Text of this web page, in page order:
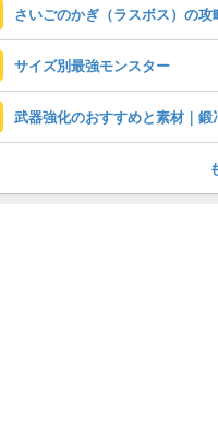
サイズ別最強モンスター
武器強化のおすすめと素材｜鍛